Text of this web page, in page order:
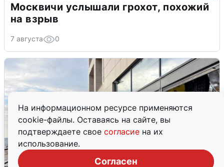
На информационном ресурсе применяются
cookie-файлы. Оставаясь на сайте, вы
подтверждаете свое согласие на их
использование.
Согласен
Москвичи услышали грохот, похожий
на взрыв
7 августа 0